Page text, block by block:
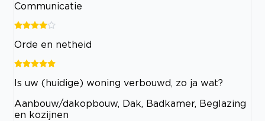
Communicatie
Orde en netheid
Is uw (huidige) woning verbouwd, zo ja wat?
Aanbouw/dakopbouw, Dak, Badkamer, Beglazing
en kozijnen